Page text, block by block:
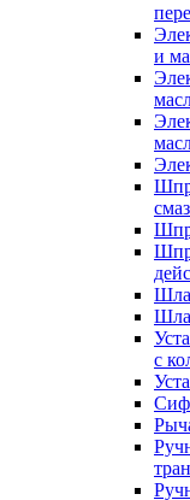
и
с